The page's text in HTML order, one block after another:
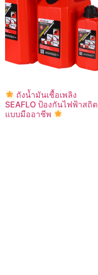
ถังน้ำมันเชื้อเพลิง
SEAFLO ป้องกันไฟฟ้าสถิต
แบบมืออาชีพ